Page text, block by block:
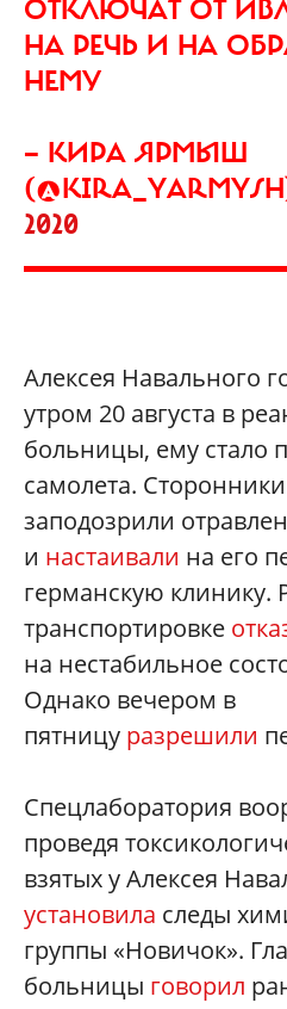
ОТКЛЮЧАТ ОТ
НА РЕЧЬ И НА
НЕМУ
— КИРА ЯРМЫШ
2020
Алексея Навального
утром 20 августа в
больницы, ему стало
самолета.
заподозрили
и настаивали на его
германскую клинику.
транспортировке
на нестабильное
Однако вечером в
пятницу разрешили
Спецлаборатория
проведя
взятых у Алексея
установила следы
группы «Новичок».
больницы говорил